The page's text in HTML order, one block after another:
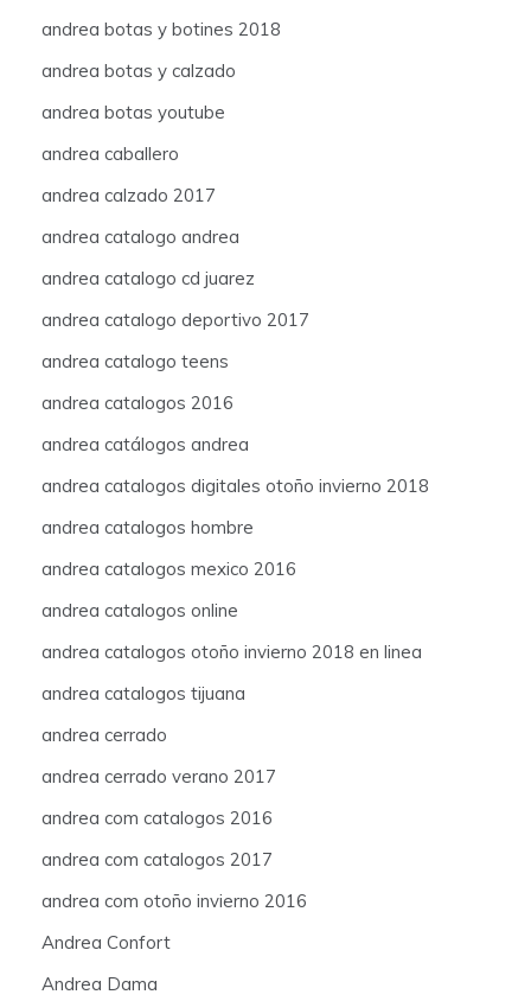
andrea botas y botines 2018
andrea botas y calzado
andrea botas youtube
andrea caballero
andrea calzado 2017
andrea catalogo andrea
andrea catalogo cd juarez
andrea catalogo deportivo 2017
andrea catalogo teens
andrea catalogos 2016
andrea catálogos andrea
andrea catalogos digitales otoño invierno 2018
andrea catalogos hombre
andrea catalogos mexico 2016
andrea catalogos online
andrea catalogos otoño invierno 2018 en linea
andrea catalogos tijuana
andrea cerrado
andrea cerrado verano 2017
andrea com catalogos 2016
andrea com catalogos 2017
andrea com otoño invierno 2016
Andrea Confort
Andrea Dama